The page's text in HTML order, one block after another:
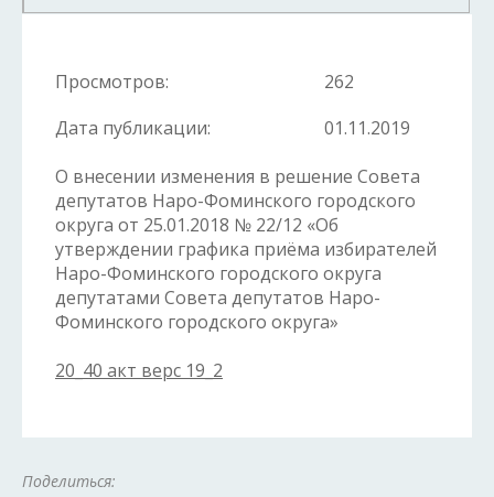
Просмотров:
262
Дата публикации:
01.11.2019
О внесении изменения в решение Совета
депутатов Наро-Фоминского городского
округа от 25.01.2018 № 22/12 «Об
утверждении графика приёма избирателей
Наро-Фоминского городского округа
депутатами Совета депутатов Наро-
Фоминского городского округа»
20_40 акт верс 19_2
Поделиться: